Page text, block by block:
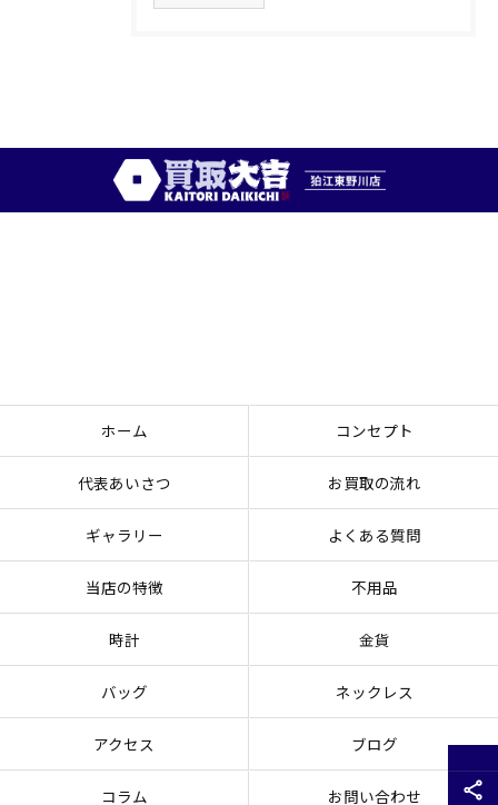
ホーム コンセプト
代表あいさつ お買取の流れ
ギャラリー よくある質問
当店の特徴 不用品
時計 金貨
バッグ ネックレス
アクセス ブログ
コラム お問い合わせ